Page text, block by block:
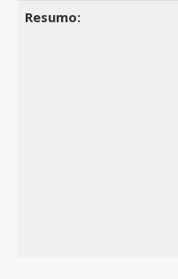
Resumo: